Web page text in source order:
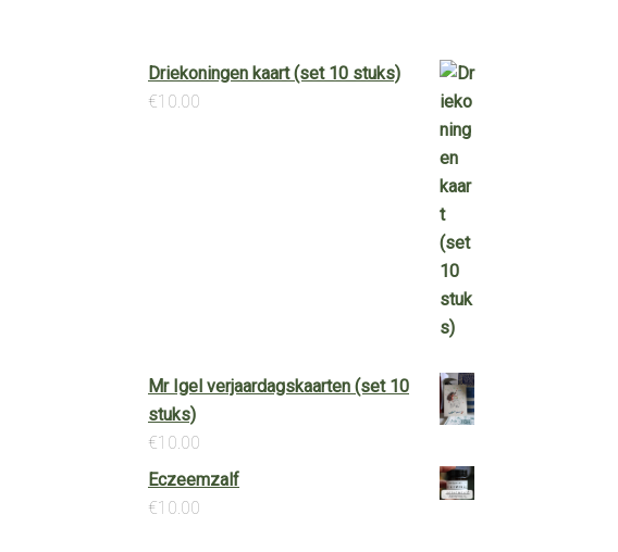
Driekoningen kaart (set 10 stuks)
€10.00
Mr Igel verjaardagskaarten (set 10
stuks)
€10.00
Eczeemzalf
€10.00